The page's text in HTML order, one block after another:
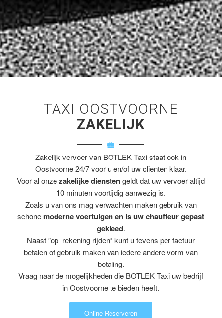
TAXI OOSTVOORNE
ZAKELIJK
Zakelijk vervoer van BOTLEK Taxi staat ook in
Oostvoorne 24/7 voor u en/of uw clienten klaar.
Voor al onzezakelijke dienstengeldt dat uw vervoer altijd
10 minuten voortijdig aanwezig is.
Zoals u van ons mag verwachten maken gebruik van
schone moderne voertuigen en is uw chauffeur gepast
gekleed.
Naast ”op rekening rijden” kunt u tevens per factuur
betalen of gebruik maken van iedere andere vorm van
betaling.
Vraag naar de mogelijkheden die BOTLEK Taxi uw bedrijf
in Oostvoorne te bieden heeft.
Online Reserveren